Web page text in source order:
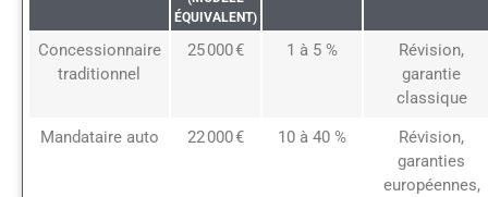
ÉQUIVALENT)
Concessionnaire
traditionnel
25 000 € 1 à 5 %
Révision,
garantie
classique
Mandataire auto
22 000 € 10 à 40 %
Révision,
garanties
européennes,